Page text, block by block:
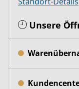
Unsere